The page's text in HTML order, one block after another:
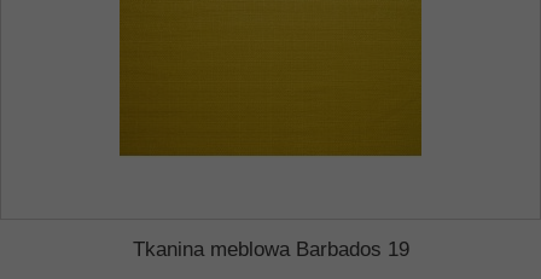
Tkanina meblowa Barbados 19